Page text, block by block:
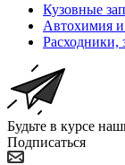
Кузовные
Автохимия и
Расходники,
Будьте в курсе
Подписаться